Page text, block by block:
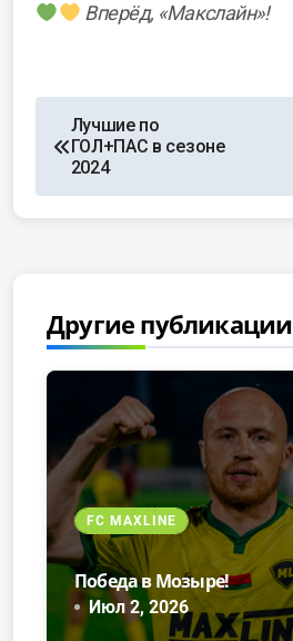
Вперёд, «Макслайн»!
Лучшие по
ГОЛ+ПАС в сезоне
2024
Другие публикации
FC MAXLINE
Победа в Мозыре!
Июл 2, 2026